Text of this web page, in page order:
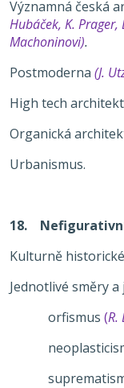
Významná česká
Hubáček, K. Prager,
Machoninovi).
Postmoderna (J.
High tech
Organická
Urbanismus.
18.
Kulturně
Jednotlivé směry
orfismus (R.